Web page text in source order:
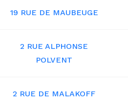
19 RUE DE MAUBEUGE
2 RUE ALPHONSE
POLVENT
2 RUE DE MALAKOFF